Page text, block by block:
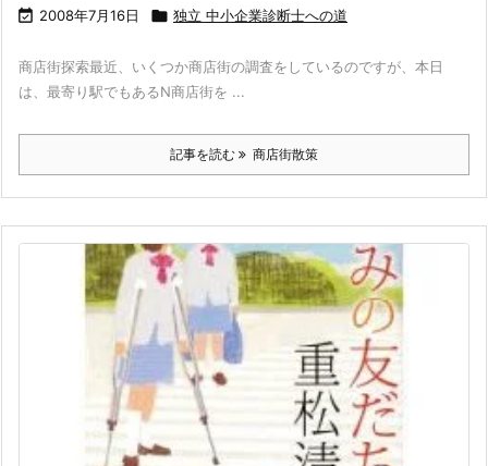
 2008年7月16日  独立 中小企業診断士への道
商店街探索最近、いくつか商店街の調査をしているのですが、本日
は、最寄り駅でもあるN商店街を ...
記事を読む 商店街散策